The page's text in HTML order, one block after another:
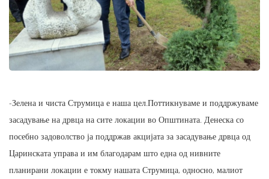
-Зелена и чиста Струмица е наша цел.Поттикнуваме и поддржуваме
засадување на дрвца на сите локации во Општината. Денеска со
посебно задоволство ја поддржав акцијата за засадување дрвца од
Царинската управа и им благодарам што една од нивните
планирани локации е токму нашата Струмица, односно, малиот